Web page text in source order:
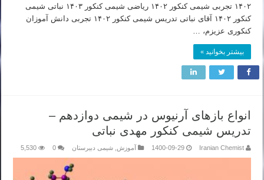
۱۴۰۲ تجربی شیمی کنکور ۱۴۰۲ ریاضی شیمی کنکور ۱۴۰۳ نباتی شیمی
کنکور ۱۴۰۲ آقای نباتی تدریس شیمی کنکور ۱۴۰۲ تجربی دانش آموزان
کنکوری عزیزم، …
بیشتر بخوانید »
انواع بازهای آرنیوس در شیمی دوازدهم –
تدریس شیمی کنکور مهدی نباتی
Iranian Chemist
1400-09-29 آموزش شیمی دبیرستان 0
5,530